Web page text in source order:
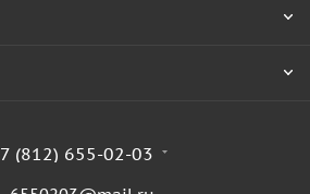
(812) 655-02-03